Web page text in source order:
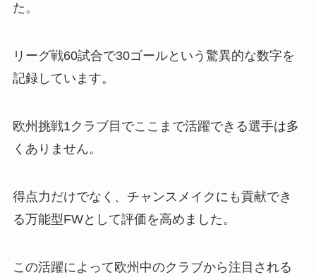
た。
リーグ戦60試合で30ゴールという驚異的な数字を
記録しています。
欧州挑戦1クラブ目でここまで活躍できる選手は多
くありません。
得点力だけでなく、チャンスメイクにも貢献でき
る万能型FWとして評価を高めました。
この活躍によって欧州中のクラブから注目される